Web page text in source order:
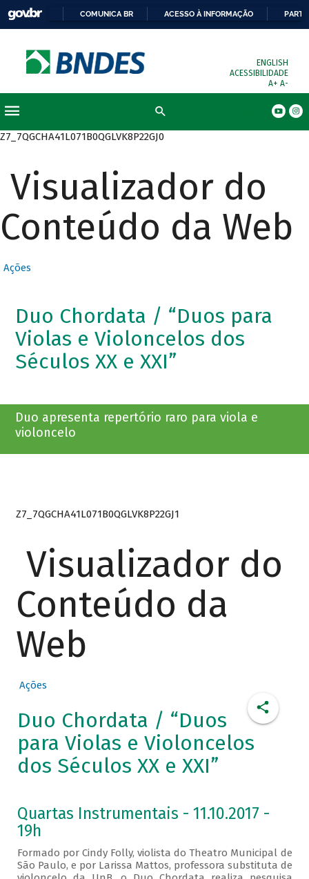
COMUNICA BR ACESSO À INFORMAÇÃO
ENGLISH
ACESSIBILIDADE
A+ A-
Z7_7QGCHA41L071B0QGLVK8P22GJ0
Visualizador do
Conteúdo da Web
Ações
Duo Chordata / “Duos para
Violas e Violoncelos dos
Séculos XX e XXI”
Duo apresenta repertório raro para viola e
violoncelo
Z7_7QGCHA41L071B0QGLVK8P22GJ1
Visualizador do
Conteúdo da
Web
Ações
Duo Chordata / “Duos
para Violas e Violoncelos
dos Séculos XX e XXI”
Quartas Instrumentais - 11.10.2017 -
19h
Formado por Cindy Folly, violista do Theatro Municipal de
São Paulo, e por Larissa Mattos, professora substituta de